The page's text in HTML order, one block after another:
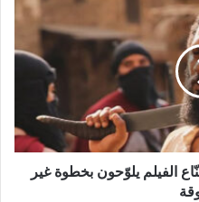
الفيلم يلوّحون بخطوة غير